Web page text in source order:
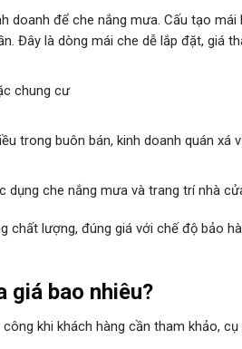
doanh để che nắng mưa. Cấu tạo mái
Đây là dòng mái che dễ lắp đặt, giá
chung cư
trong buôn bán, kinh doanh quán xá
dụng che nắng mưa và trang trí nhà
chất lượng, đúng giá với chế độ bảo
giá bao nhiêu?
khi khách hàng cần tham khảo, cụ